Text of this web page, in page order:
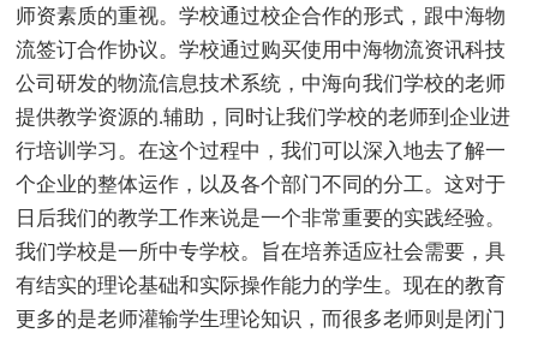
师资素质的重视。学校通过校企合作的形式，跟中海物
流签订合作协议。学校通过购买使用中海物流资讯科技
公司研发的物流信息技术系统，中海向我们学校的老师
提供教学资源的.辅助，同时让我们学校的老师到企业进
行培训学习。在这个过程中，我们可以深入地去了解一
个企业的整体运作，以及各个部门不同的分工。这对于
日后我们的教学工作来说是一个非常重要的实践经验。
我们学校是一所中专学校。旨在培养适应社会需要，具
有结实的理论基础和实际操作能力的学生。现在的教育
更多的是老师灌输学生理论知识，而很多老师则是闭门